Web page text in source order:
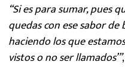
“Si es para sumar, pues
quedas con ese sabor de
haciendo los que
vistos o no ser llamados’”